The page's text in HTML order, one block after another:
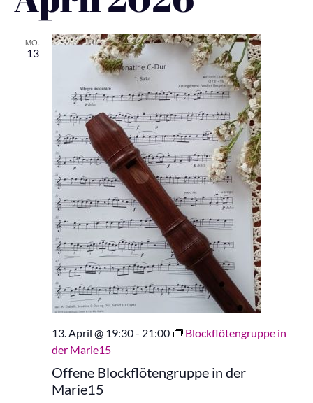
MO.
13
13. April @ 19:30- 21:00
Blockflötengruppe in
der Marie15
Offene Blockflötengruppe in der
Marie15